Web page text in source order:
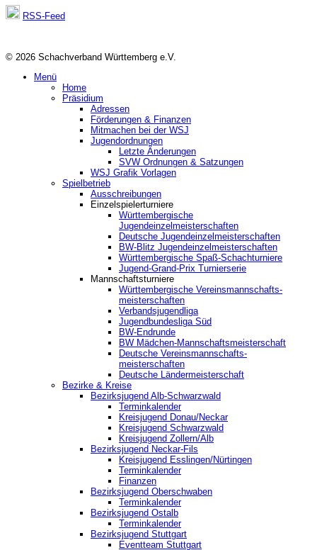
RSS-Feed
© 2026 Schachverband Württemberg e.V.
Menü
Home
Präsidium
Adressen
Förderungen & Finanzen
Mitmachen bei der WSJ
Jugendordnungen
Letzte Änderungen
SVW Ordnungen & Satzungen
WSJ Grafik Vorlagen
Spielbetrieb
Ausschreibungen
Einzelspielerturniere
Württembergische
Jugendeinzelmeisterschaften
Deutsche Jugendeinzelmeisterschaften
BW-Blitz Jugendeinzelmeisterschaften
Württembergische Spaß-Schachturniere
Jugend-Grand-Prix Turnierserie
Mannschaftsturniere
Württembergische Vereinsmannschafts-
meisterschaften
Verbandsjugendliga
Jugendbundesliga Süd
BW-Endrunde
BW Mädchen-Mannschaftsmeisterschaft
Deutsche Vereinsmannschafts-
meisterschaften
Deutsche Ländermeisterschaft
Bezirke & Kreise
Bezirksjugend Alb-Schwarzwald
Terminkalender
Kreisjugend Donau/Neckar
Kreisjugend Schwarzwald
Kreisjugend Zollern/Alb
Bezirksjugend Neckar-Fils
Kreisjugend ‎Esslingen/Nürtingen
Terminkalender
Finanzen
Bezirksjugend Oberschwaben
Terminkalender
Bezirksjugend Ostalb
Terminkalender
Bezirksjugend Stuttgart
‎Eventteam Stuttgart